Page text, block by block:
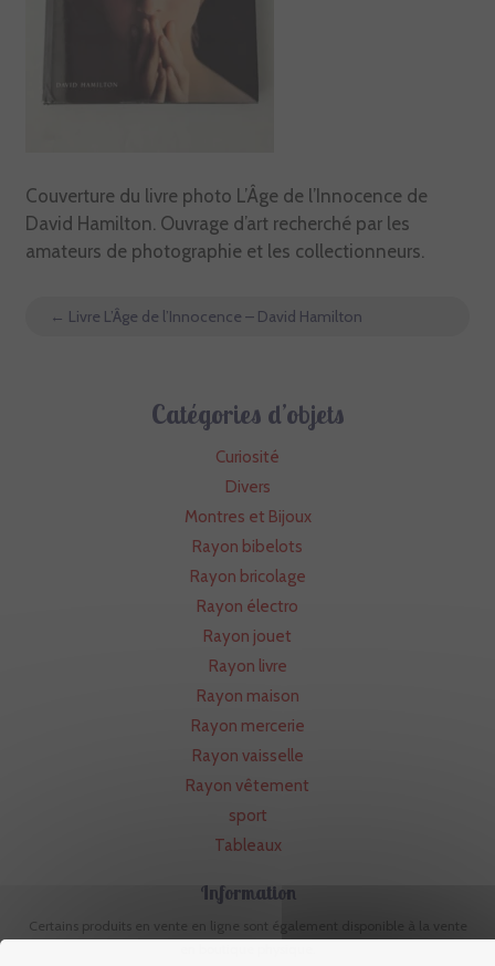
Couverture du livre photo L’Âge de l’Innocence de
David Hamilton. Ouvrage d’art recherché par les
amateurs de photographie et les collectionneurs.
← Livre L’Âge de l’Innocence – David Hamilton
Catégories d’objets
Curiosité
Divers
Montres et Bijoux
Rayon bibelots
Rayon bricolage
Rayon électro
Rayon jouet
Rayon livre
Rayon maison
Rayon mercerie
Rayon vaisselle
Rayon vêtement
sport
Tableaux
Information
Certains produits en vente en ligne sont également disponible à la vente